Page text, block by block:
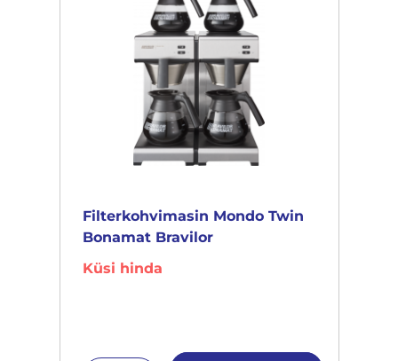
Filterkohvimasin Mondo Twin
Bonamat Bravilor
Küsi hinda